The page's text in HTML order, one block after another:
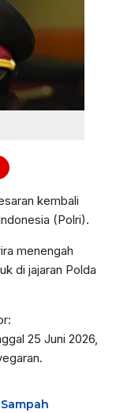
kembali
(Polri).
menengah
di jajaran Polda
25 Juni 2026,